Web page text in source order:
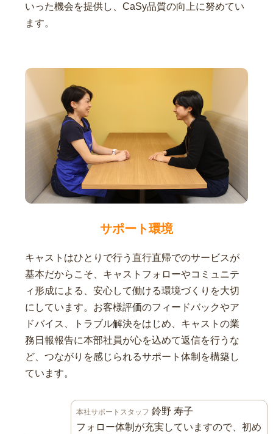
いった機会を提供し、CaSy品質の向上に努めてい
ます。
サポート環境
キャストはひとりで行う直行直帰でのサービスが
基本だからこそ、キャストフォローやコミュニテ
ィ形成による、安心して働ける環境づくりを大切
にしています。お客様評価のフィードバックやア
ドバイス、トラブル解決をはじめ、キャストの業
務日報報告に本部社員が心を込めて返信を行うな
ど、つながりを感じられるサポート体制を構築し
ています。
本社サポートスタッフ 鈴野 寿子
フォロー体制が充実していますので、初め